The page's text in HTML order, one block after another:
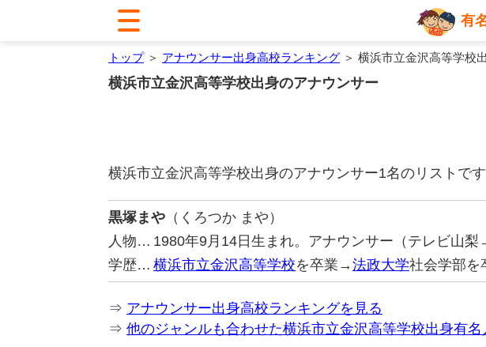
有
トップ＞ アナウンサー出身高校ランキング ＞ 横浜市立金沢高等学校
横浜市立金沢高等学校出身のアナウンサー
横浜市立金沢高等学校出身のアナウンサー1名のリストです
黒塚まや （くろつか まや）
人物… 1980年9月14日生まれ。アナウンサー（テレビ山梨
学歴… 横浜市立金沢高等学校を卒業→法政大学社会学部を
⇒ アナウンサー出身高校ランキングを見る
⇒ 他のジャンルも合わせた横浜市立金沢高等学校出身有名